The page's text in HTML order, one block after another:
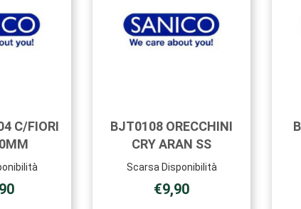
C/FIORI
BJT0108 ORECCHINI
CRY ARAN SS
Scarsa Disponibilità
€9,90